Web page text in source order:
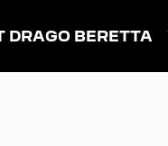
DRAGO BERETTA